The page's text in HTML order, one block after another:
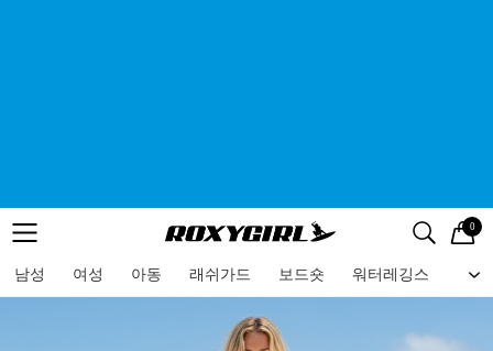
메뉴 검색
로고 0
남성 여성 아동 래쉬가드 보드숏 워터레깅스 비
메뉴